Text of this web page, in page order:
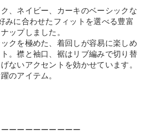
、ネイビー、カーキのベーシックな
みに合わせたフィットを選べる豊富
ップしました。
クを極めた、着回しが容易に楽しめ
。襟と袖口、裾はリブ編みで切り替
ないアクセントを効かせています。
のアイテム。
ーーーーーーーーー